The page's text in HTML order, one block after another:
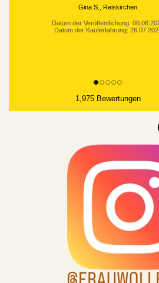
Datum der Kauferfahrung: 21.07.2026
1,975 Bewertungen